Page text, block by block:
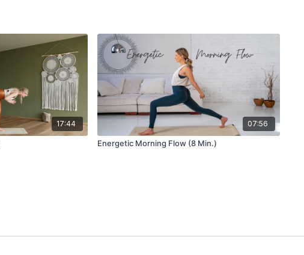
17:44 07:56
Energetic Morning Flow (8 Min.)